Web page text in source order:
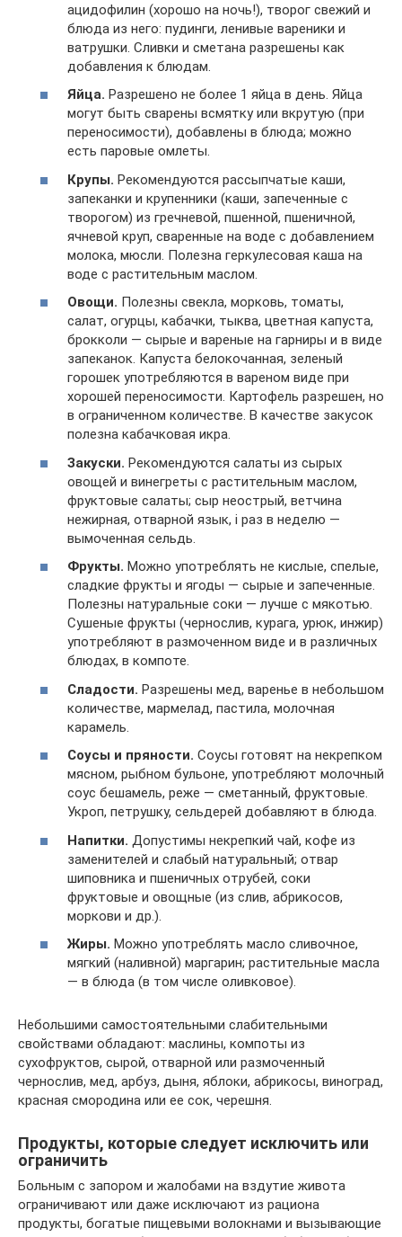
ацидофилин (хорошо на ночь!), творог свежий и
блюда из него: пудинги, ленивые вареники и
ватрушки. Сливки и сметана разрешены как
добавления к блюдам.
Яйца. Разрешено не более 1 яйца в день. Яйца
могут быть сварены всмятку или вкрутую (при
переносимости), добавлены в блюда; можно
есть паровые омлеты.
Крупы. Рекомендуются рассыпчатые каши,
запеканки и крупенники (каши, запеченные с
творогом) из гречневой, пшенной, пшеничной,
ячневой круп, сваренные на воде с добавлением
молока, мюсли. Полезна геркулесовая каша на
воде с растительным маслом.
Овощи. Полезны свекла, морковь, томаты,
салат, огурцы, кабачки, тыква, цветная капуста,
брокколи — сырые и вареные на гарниры и в виде
запеканок. Капуста белокочанная, зеленый
горошек употребляются в вареном виде при
хорошей переносимости. Картофель разрешен, но
в ограниченном количестве. В качестве закусок
полезна кабачковая икра.
Закуски. Рекомендуются салаты из сырых
овощей и винегреты с растительным маслом,
фруктовые салаты; сыр неострый, ветчина
нежирная, отварной язык, i раз в неделю —
вымоченная сельдь.
Фрукты. Можно употреблять не кислые, спелые,
сладкие фрукты и ягоды — сырые и запеченные.
Полезны натуральные соки — лучше с мякотью.
Сушеные фрукты (чернослив, курага, урюк, инжир)
употребляют в размоченном виде и в различных
блюдах, в компоте.
Сладости. Разрешены мед, варенье в небольшом
количестве, мармелад, пастила, молочная
карамель.
Соусы и пряности. Соусы готовят на некрепком
мясном, рыбном бульоне, употребляют молочный
соус бешамель, реже — сметанный, фруктовые.
Укроп, петрушку, сельдерей добавляют в блюда.
Напитки. Допустимы некрепкий чай, кофе из
заменителей и слабый натуральный; отвар
шиповника и пшеничных отрубей, соки
фруктовые и овощные (из слив, абрикосов,
моркови и др.).
Жиры. Можно употреблять масло сливочное,
мягкий (наливной) маргарин; растительные масла
— в блюда (в том числе оливковое).
Небольшими самостоятельными слабительными
свойствами обладают: маслины, компоты из
сухофруктов, сырой, отварной или размоченный
чернослив, мед, арбуз, дыня, яблоки, абрикосы, виноград,
красная смородина или ее сок, черешня.
Продукты, которые следует исключить или
ограничить
Больным с запором и жалобами на вздутие живота
ограничивают или даже исключают из рациона
продукты, богатые пищевыми волокнами и вызывающие